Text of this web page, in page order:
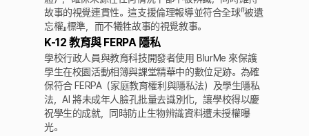
故事的視覺連貫性。這支援倫理報導並符合全球『被遺
忘權』標準，而不犧牲故事的視覺敘事。
K-12 教育與 FERPA 隱私
學校行政人員與教育科技開發者使用 BlurMe 來保護
學生在校園活動相簿與課堂精華中的數位足跡。為確
保符合 FERPA（家庭教育權利與隱私法）及學生隱私
法，AI 將未成年人臉孔批量去識別化，讓學校得以慶
祝學生的成就，同時防止生物辨識資料遭未授權曝
光。